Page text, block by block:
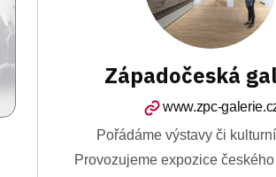
Západočeská
www.zpc-
Pořádáme výstavy či
Provozujeme expozice